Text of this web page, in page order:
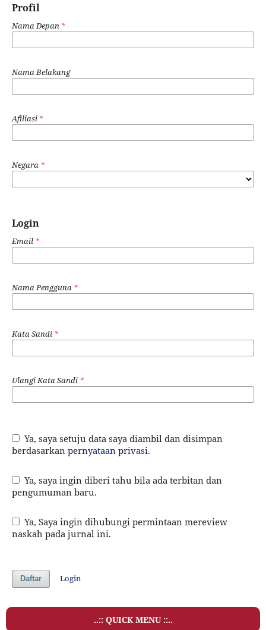
Profil
Nama Depan *
Nama Belakang
Afiliasi *
Negara *
Login
Email *
Nama Pengguna *
Kata Sandi *
Ulangi Kata Sandi *
berdasarkan pernyataan privasi.
pengumuman baru.
naskah pada jurnal ini.
Daftar Login
..:: QUICK MENU ::..